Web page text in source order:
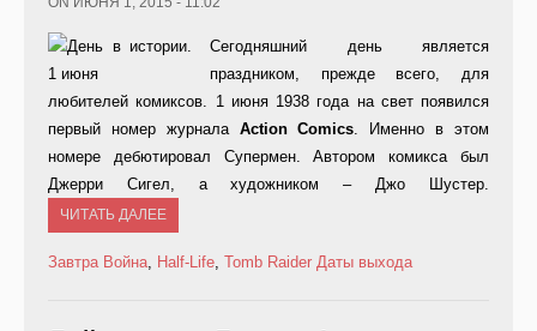
Сегодняшний день является
праздником, прежде всего, для
любителей комиксов. 1 июня 1938 года на свет появился
первый номер журнала ActionComics. Именно в этом
номере дебютировал Супермен. Автором комикса был
Джерри Сигел, а художником – Джо Шустер.
ЧИТАТЬ ДАЛЕЕ
Завтра Война, Half-Life, Tomb Raider Даты выхода